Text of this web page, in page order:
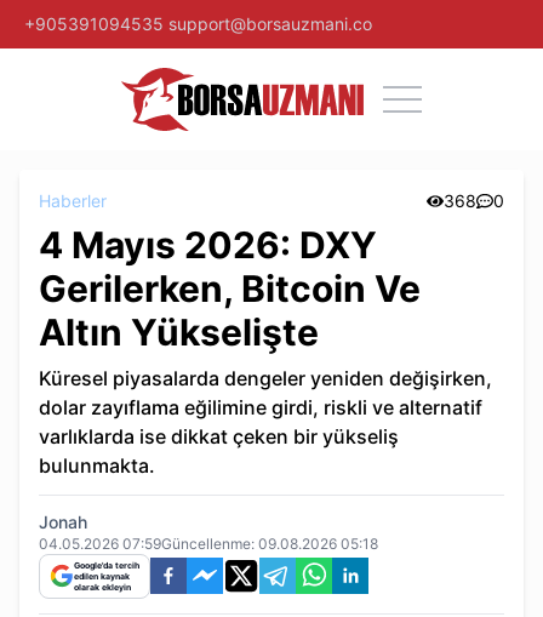
+905391094535 support@borsauzmani.co
Haberler 368 0
4 Mayıs 2026: DXY
Gerilerken, Bitcoin Ve
Altın Yükselişte
Küresel piyasalarda dengeler yeniden değişirken,
dolar zayıflama eğilimine girdi, riskli ve alternatif
varlıklarda ise dikkat çeken bir yükseliş
bulunmakta.
Jonah
04.05.2026 07:59Güncellenme: 09.08.2026 05:18
Google'da tercih
edilen kaynak
olarak ekleyin